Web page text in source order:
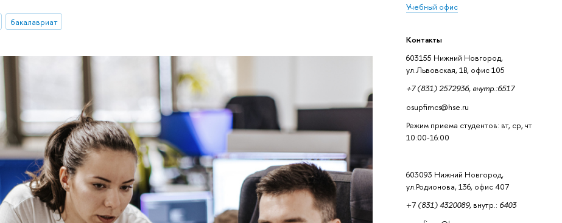
Учебный офис
Контакты
603155 Нижний Новгород,
ул.Львовская, 1В, офис 105
+7 (831) 2572936, внутр.:6517
osupfimcs@hse.ru
Режим приема студентов: вт, ср, чт
10:00-16:00
603093 Нижний Новгород,
ул.Родионова, 136, офис 407
+7 (831) 4320089,внутр.: 6403
бакалавриат